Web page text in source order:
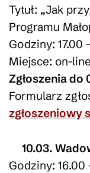
Tytuł: „Jak
Programu
Godziny: 17.00
Miejsce: on-
Zgłoszenia do
Formularz
zgłoszeniowy
10.03.
Godziny: 16.00